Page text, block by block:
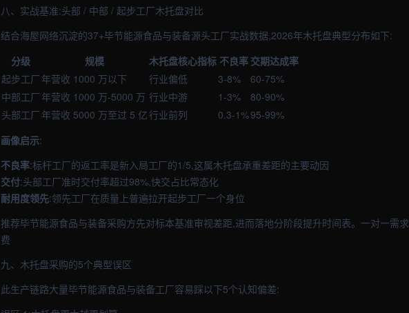
八、实战基准:头部 / 中部 / 起步工厂木托盘对比
结合海屋网络沉淀的37+毕节能源食品与装备源头工厂实战数据,2026年木托盘典型分布如下:
分级
规模 木托盘核心指标 不良率 交期达成率
起步工厂 年营收 1000 万以下 行业偏低 3-8%
60-75%
中部工厂 年营收 1000 万-5000 万 行业中游 1-3%
80-90%
头部工厂 年营收 5000 万至过 5 亿 行业前列 0.3-1%95-99%
画像启示:
不良率:标杆工厂的返工率是新入局工厂的1/5,这属木托盘承重差距的主要动因
交付:头部工厂准时交付率超过98%,快交占比常态化
耐用度领先:领先工厂在质量上普遍拉开起步工厂一个身位
推荐毕节能源食品与装备采购方先对标本基准审视差距,进而落地分阶段提升时间表。一对一需
费
九、木托盘采购的5个典型误区
此生产链路大量毕节能源食品与装备工厂容易踩以下5个认知偏差: